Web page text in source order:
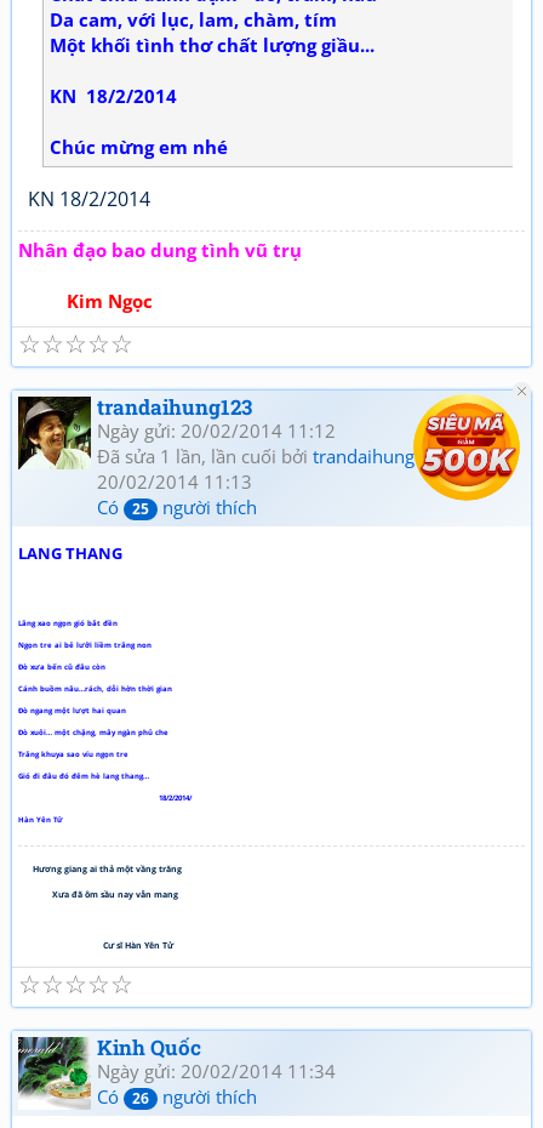
Da cam, với lục, lam, chàm, tím
Một khối tình thơ chất lượng giầu...
KN 18/2/2014
Chúc mừng em nhé
KN 18/2/2014
Nhân đạo bao dung tình vũ trụ
Kim Ngọc
☆
☆
☆
☆
☆
trandaihung123
Ngày gửi: 20/02/2014 11:12
Đã sửa 1 lần, lần cuối bởi trandaihung123vào
20/02/2014 11:13
Có
25 người thích
LANG THANG
Lãng xao ngọn gió bắt đền
Ngọn tre ai bẻ lưỡi liềm trăng non
Đò xưa bến cũ đâu còn
Cánh buồm nâu…rách, dỗi hờn thời gian
Đò ngang một lượt hai quan
Đò xuôi… một chặng, mây ngàn phủ che
Trăng khuya sao víu ngọn tre
Gió đi đâu đó đêm hè lang thang…
18/2/2014/
Hàn Yên Tử
Hương giang ai thả một vầng trăng
Xưa đã ôm sầu nay vẫn mang
Cư sĩ Hàn Yên Tử
☆
☆
☆
☆
☆
Kinh Quốc
Ngày gửi: 20/02/2014 11:34
Có
26 người thích